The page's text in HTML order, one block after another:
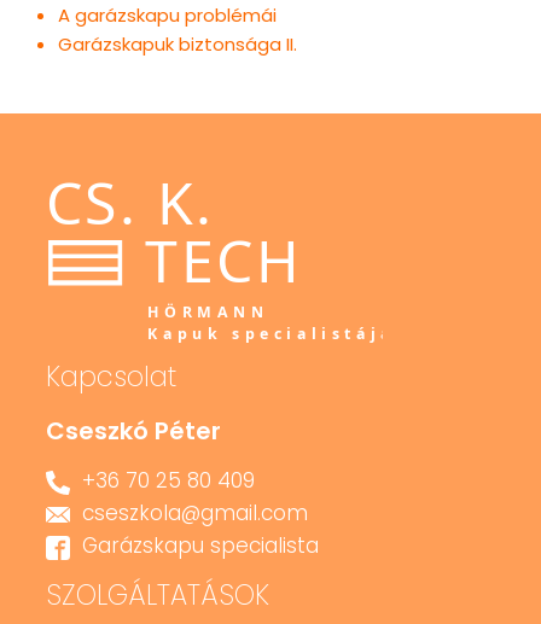
A garázskapu problémái
Garázskapuk biztonsága II.
Kapcsolat
Cseszkó Péter
+36 70 25 80 409
cseszkola@gmail.com
Garázskapu specialista
SZOLGÁLTATÁSOK